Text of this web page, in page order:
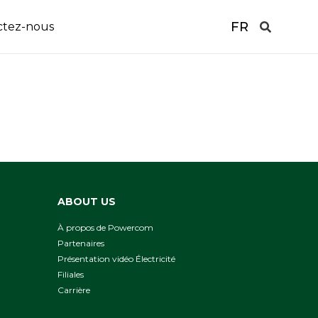
nous FR
ABOUT US
À propos de Powercom
Partenaires
Présentation vidéo Électricité
Filiales
Сarrière